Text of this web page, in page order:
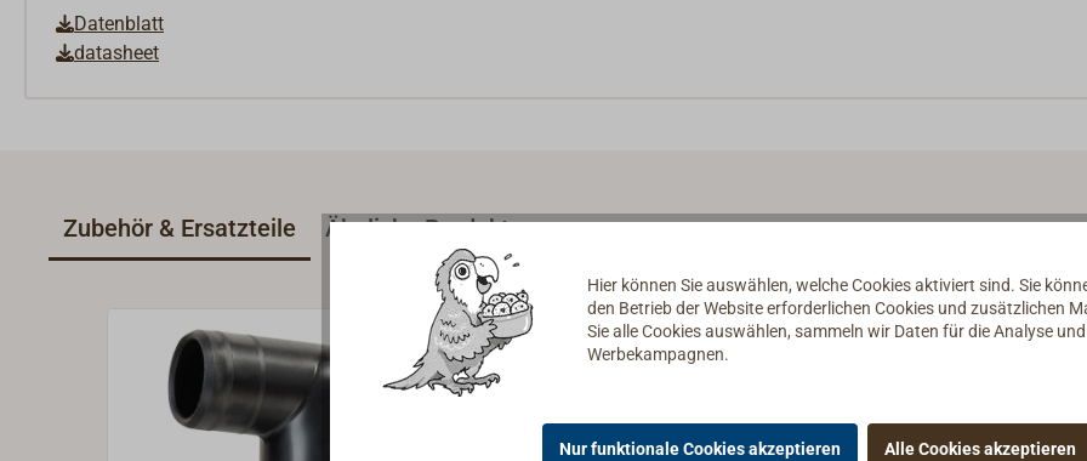
Datenblatt
datasheet
Zubehör & Ersatzteile Ähnliche Produkte
Hier können Sie auswählen, welche Cookies aktiviert sind. Sie
den Betrieb der Website erforderlichen Cookies und zusätzlichen
Sie alle Cookies auswählen, sammeln wir Daten für die Analyse
Werbekampagnen.
Nur funktionale Cookies akzeptieren Alle Cookies akzeptieren